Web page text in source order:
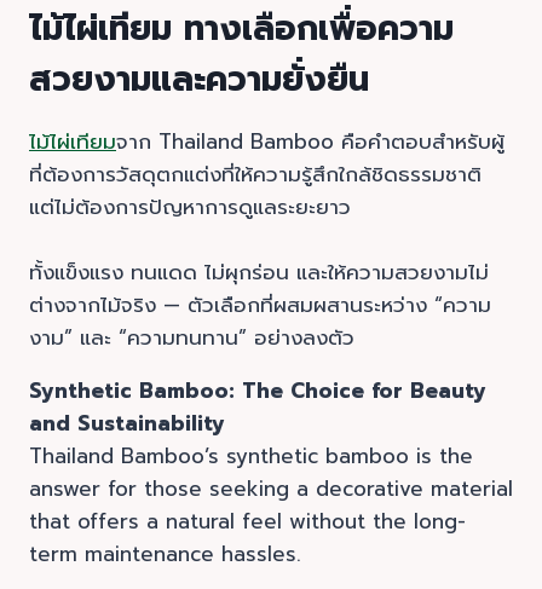
ไม้ไผ่เทียม ทางเลือกเพื่อความ
สวยงามและความยั่งยืน
ไม้ไผ่เทียมจาก Thailand Bamboo คือคำตอบสำหรับผู้
ที่ต้องการวัสดุตกแต่งที่ให้ความรู้สึกใกล้ชิดธรรมชาติ
แต่ไม่ต้องการปัญหาการดูแลระยะยาว
ทั้งแข็งแรง ทนแดด ไม่ผุกร่อน และให้ความสวยงามไม่
ต่างจากไม้จริง — ตัวเลือกที่ผสมผสานระหว่าง “ความ
งาม” และ “ความทนทาน” อย่างลงตัว
Synthetic Bamboo: The Choice for Beauty
and Sustainability
Thailand Bamboo’s synthetic bamboo is the
answer for those seeking a decorative material
that offers a natural feel without the long-
term maintenance hassles.